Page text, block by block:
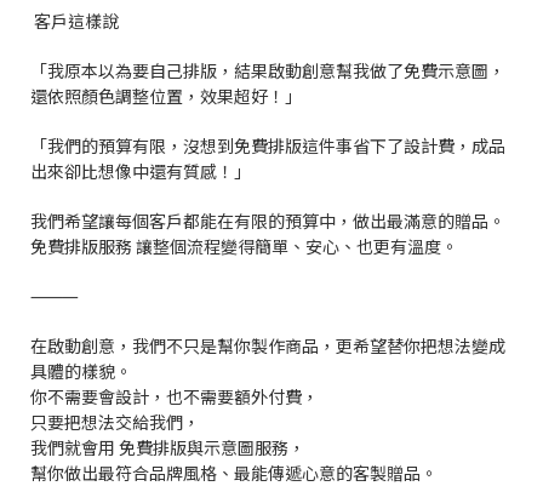
客戶這樣說
「我原本以為要自己排版，結果啟動創意幫我做了免費示意圖，
還依照顏色調整位置，效果超好！」
「我們的預算有限，沒想到免費排版這件事省下了設計費，成品
出來卻比想像中還有質感！」
我們希望讓每個客戶都能在有限的預算中，做出最滿意的贈品。
免費排版服務 讓整個流程變得簡單、安心、也更有溫度。
⸻
在啟動創意，我們不只是幫你製作商品，更希望替你把想法變成
具體的樣貌。
你不需要會設計，也不需要額外付費，
只要把想法交給我們，
我們就會用 免費排版與示意圖服務，
幫你做出最符合品牌風格、最能傳遞心意的客製贈品。